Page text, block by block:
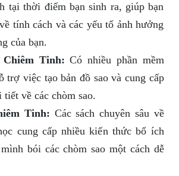
tại thời điểm bạn sinh ra, giúp bạn
tính cách và các yếu tố ảnh hưởng
của bạn.
Chiêm Tinh: Có nhiều phần mềm
trợ việc tạo bản đồ sao và cung cấp
tiết về các chòm sao.
Tinh: Các sách chuyên sâu về
cung cấp nhiều kiến thức bổ ích
bói các chòm sao một cách dễ